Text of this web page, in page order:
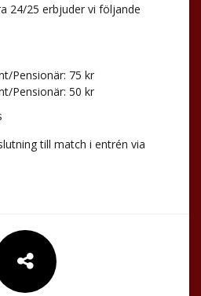
24/25 erbjuder vi följande
Pensionär: 75 kr
Pensionär: 50 kr
till match i entrén via